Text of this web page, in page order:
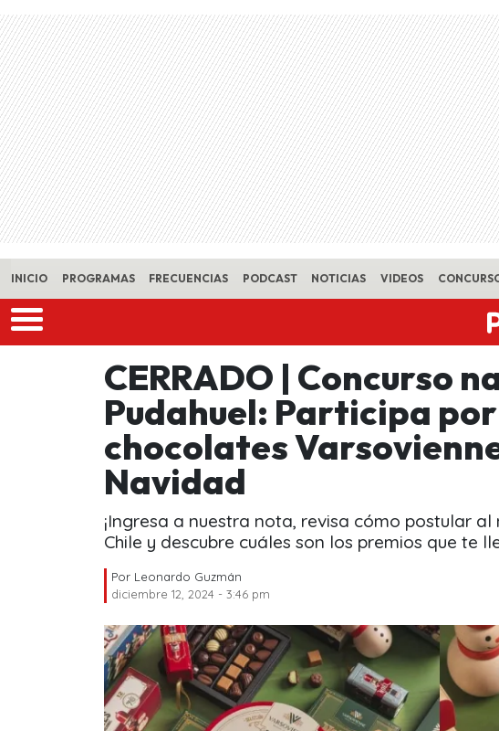
Skip to main content
INICIO PROGRAMAS FRECUENCIAS PODCAST NOTICIAS VIDEOS
CERRADO | Concurso
Pudahuel: Participa
chocolates
Navidad
¡Ingresa a nuestra nota, revisa cómo postular
Chile y descubre cuáles son los premios que te
Por Leonardo Guzmán
diciembre 12, 2024 - 3:46 pm